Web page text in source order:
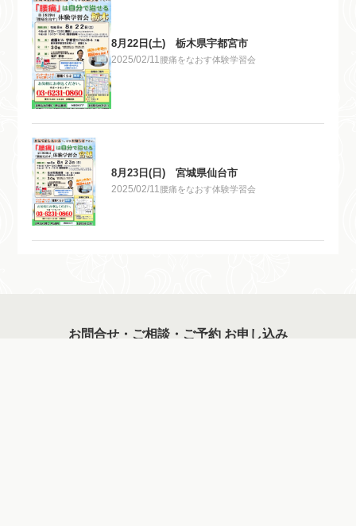
8月22日(土) 栃木県宇都宮市
2025/02/11 腰痛をなおす体験学習会
8月23日(日) 宮城県仙台市
2025/02/11 腰痛をなおす体験学習会
お問合せ・ご相談・ご予約 お申し込み